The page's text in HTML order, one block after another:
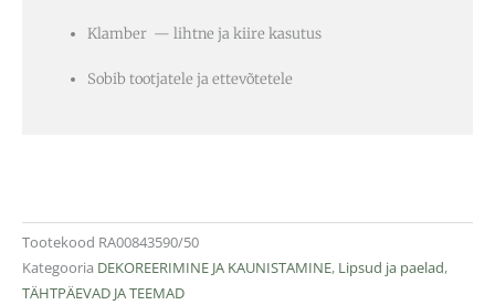
Klamber — lihtne ja kiire kasutus
Sobib tootjatele ja ettevõtetele
Tootekood RA00843590/50
Kategooria DEKOREERIMINE JA KAUNISTAMINE, Lipsud ja paelad,
TÄHTPÄEVAD JA TEEMAD